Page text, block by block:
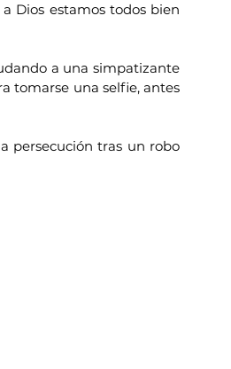
Dios estamos todos bien
a una simpatizante
tomarse una selfie, antes
persecución tras un robo